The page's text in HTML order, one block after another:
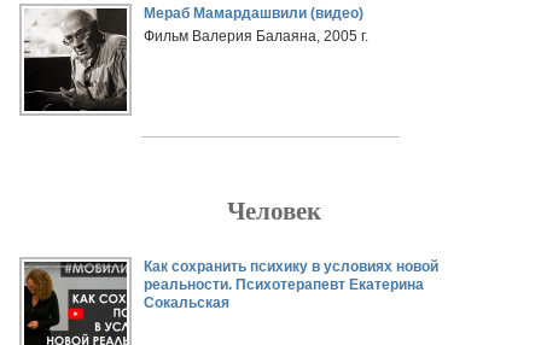
Мераб Мамардашвили (видео)
Фильм Валерия Балаяна, 2005 г.
Человек
Как сохранить психику в условиях новой
реальности. Психотерапевт Екатерина
Сокальская
Страницы